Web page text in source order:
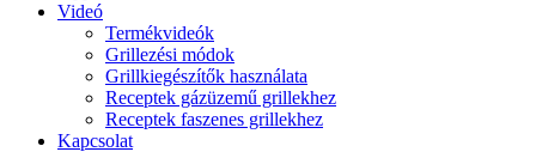
Videó
Termékvideók
Grillezési módok
Grillkiegészítők használata
Receptek gázüzemű grillekhez
Receptek faszenes grillekhez
Kapcsolat